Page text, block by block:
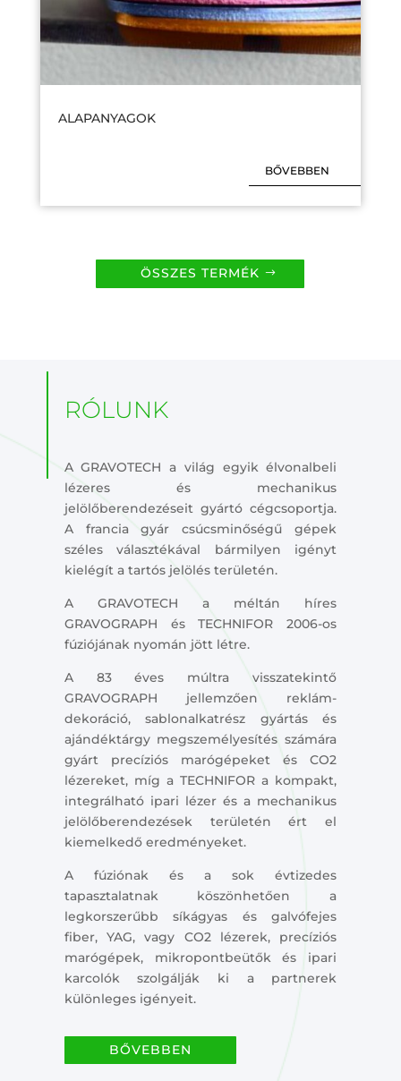
ALAPANYAGOK
BŐVEBBEN
ÖSSZES TERMÉK
RÓLUNK
A GRAVOTECH a világ egyik élvonalbeli
lézeres és mechanikus
jelölőberendezéseit gyártó cégcsoportja.
A francia gyár csúcsminőségű gépek
széles választékával bármilyen igényt
kielégít a tartós jelölés területén.
A GRAVOTECH a méltán híres
GRAVOGRAPH és TECHNIFOR 2006-os
fúziójának nyomán jött létre.
A 83 éves múltra visszatekintő
GRAVOGRAPH jellemzően reklám-
dekoráció, sablonalkatrész gyártás és
ajándéktárgy megszemélyesítés számára
gyárt precíziós marógépeket és CO2
lézereket, míg a TECHNIFOR a kompakt,
integrálható ipari lézer és a mechanikus
jelölőberendezések területén ért el
kiemelkedő eredményeket.
A fúziónak és a sok évtizedes
tapasztalatnak köszönhetően a
legkorszerűbb síkágyas és galvófejes
fiber, YAG, vagy CO2 lézerek, precíziós
marógépek, mikropontbeütők és ipari
karcolók szolgálják ki a partnerek
különleges igényeit.
BŐVEBBEN